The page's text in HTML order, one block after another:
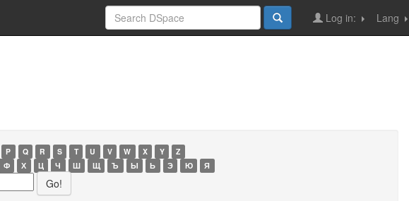
Lang
Log in:
P Q R S T U V W X Y
Z
Ф Х Ц Ч Ш Щ Ъ Ы Ь Э Ю Я